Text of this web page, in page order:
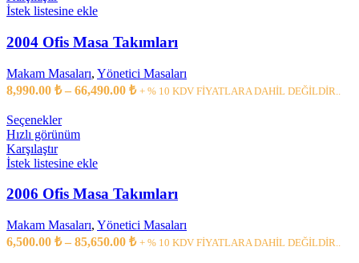
İstek listesine ekle
2004 Ofis Masa Takımları
Makam Masaları, Yönetici Masaları
8,990.00 ₺ – 66,490.00 ₺ + % 10 KDV FİYATLARA DAHİL DEĞİLDİR..
Seçenekler
Hızlı görünüm
Karşılaştır
İstek listesine ekle
2006 Ofis Masa Takımları
Makam Masaları, Yönetici Masaları
6,500.00 ₺ – 85,650.00 ₺ + % 10 KDV FİYATLARA DAHİL DEĞİLDİR..